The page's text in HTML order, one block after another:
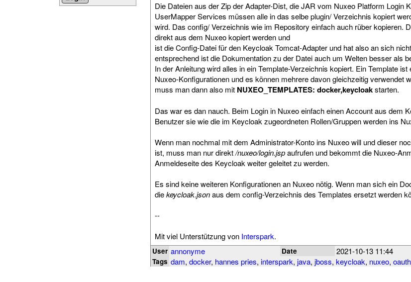
Die Dateien aus der Zip der Adapter-Dist, die JAR vom Nuxeo Platform Login
UserMapper Services müssen alle in das selbe plugin/ Verzeichnis kopiert
wird. Das config/ Verzeichnis wie im Repository einfach auch rüber kopieren.
direkt aus dem Nuxeo kopiert werden und
ist die Config-Datei für den Keycloak Tomcat-Adapter und hat also an sich
entsprechend ist die Dokumentation zu der Datei auch um Welten besser als
In der Anleitung wird alles in ein Template-Verzeichnis kopiert. Ein Template
Nuxeo-Konfigurationen und es können mehrere davon gleichzeitig verwendet
muss man dann also mit NUXEO_TEMPLATES: docker,keycloakstarten.
Das war es dan nauch. Beim Login in Nuxeo einfach einen Account aus dem
Benutzer sie wie die im Keycloak zugeordneten Rollen/Gruppen werden ins
Wenn man nochmal mit dem Administrator-Konto ins Nuxeo will und dieser
ist, muss man nur direkt/nuxeo/login.jspaufrufen und bekommt die Nuxeo-
Anmeldeseite des Keycloak weiter geleitet zu werden.
Es sind keine weiteren Konfigurationen an Nuxeo nötig. Wenn man sich ein
diekeycloak.jsonaus dem config-Verzeichnis des Templates ersetzt werden
--
Mit viel Unterstützung von Interspark.
User annonyme Date 2021-10-13 11:44
Tags dam, docker, hannes pries, interspark, java, jboss, keycloak, nuxeo,